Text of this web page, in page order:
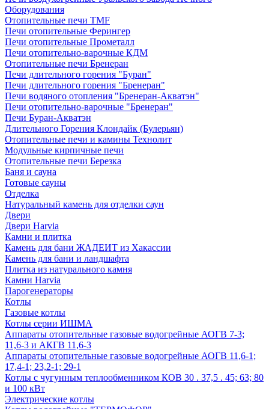
Оборудования
Отопительные печи TMF
Печи отопительные Ферингер
Печи отопительные Прометалл
Печи отопительно-варочные КДМ
Отопительные печи Бренеран
Печи длительного горения "Буран"
Печи длительного горения "Бренеран"
Печи водяного отопления "Бренеран-Акватэн"
Печи отопительно-варочные "Бренеран"
Печи Буран-Акватэн
Длительного Горения Клондайк (Булерьян)
Отопительные печи и камины Технолит
Модульные кирпичные печи
Отопительные печи Березка
Баня и сауна
Готовые сауны
Отделка
Натуральный камень для отделки саун
Двери
Двери Harvia
Камни и плитка
Камень для бани ЖАДЕИТ из Хакассии
Камень для бани и ландшафта
Плитка из натурального камня
Камни Harvia
Парогенераторы
Котлы
Газовые котлы
Котлы серии ИШМА
Аппараты отопительные газовые водогрейные АОГВ 7-3;
11,6-3 и АКГВ 11,6-3
Аппараты отопительные газовые водогрейные АОГВ 11,6-1;
17,4-1; 23,2-1; 29-1
Котлы с чугунным теплообменником КОВ 30 . 37,5 . 45; 63; 80
и 100 кВт
Электрические котлы